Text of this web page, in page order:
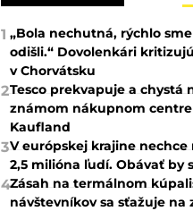
1 „Bola nechutná, rýchlo
odišli.“ Dovolenkári
v Chorvátsku
2Tesco prekvapuje a chystá
známom nákupnom
Kaufland
3V európskej krajine nechce
2,5 milióna ľudí. Obávať by
4Zásah na termálnom
návštevníkov sa sťažuje na